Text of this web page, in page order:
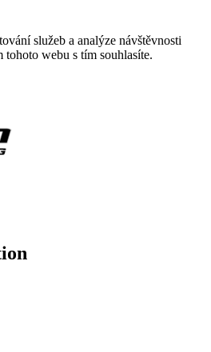
služeb a analýze návštěvnosti
webu s tím souhlasíte.